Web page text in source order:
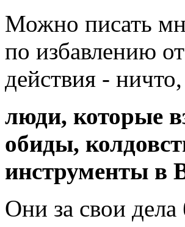
Можно писать
по избавлению
действия -
люди, которые
обиды,
инструменты в
Они за свои дела